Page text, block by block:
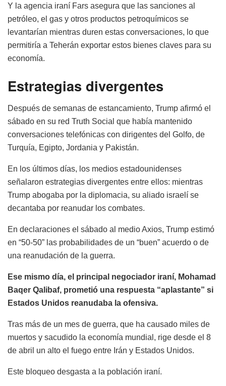
Y la agencia iraní Fars asegura que las sanciones al
petróleo, el gas y otros productos petroquímicos se
levantarían mientras duren estas conversaciones, lo que
permitiría a Teherán exportar estos bienes claves para su
economía.
Estrategias divergentes
Después de semanas de estancamiento, Trump afirmó el
sábado en su red Truth Social que había mantenido
conversaciones telefónicas con dirigentes del Golfo, de
Turquía, Egipto, Jordania y Pakistán.
En los últimos días, los medios estadounidenses
señalaron estrategias divergentes entre ellos: mientras
Trump abogaba por la diplomacia, su aliado israelí se
decantaba por reanudar los combates.
En declaraciones el sábado al medio Axios, Trump estimó
en “50-50” las probabilidades de un “buen” acuerdo o de
una reanudación de la guerra.
Ese mismo día, el principal negociador iraní, Mohamad
Baqer Qalibaf, prometió una respuesta “aplastante” si
Estados Unidos reanudaba la ofensiva.
Tras más de un mes de guerra, que ha causado miles de
muertos y sacudido la economía mundial, rige desde el 8
de abril un alto el fuego entre Irán y Estados Unidos.
Este bloqueo desgasta a la población iraní.